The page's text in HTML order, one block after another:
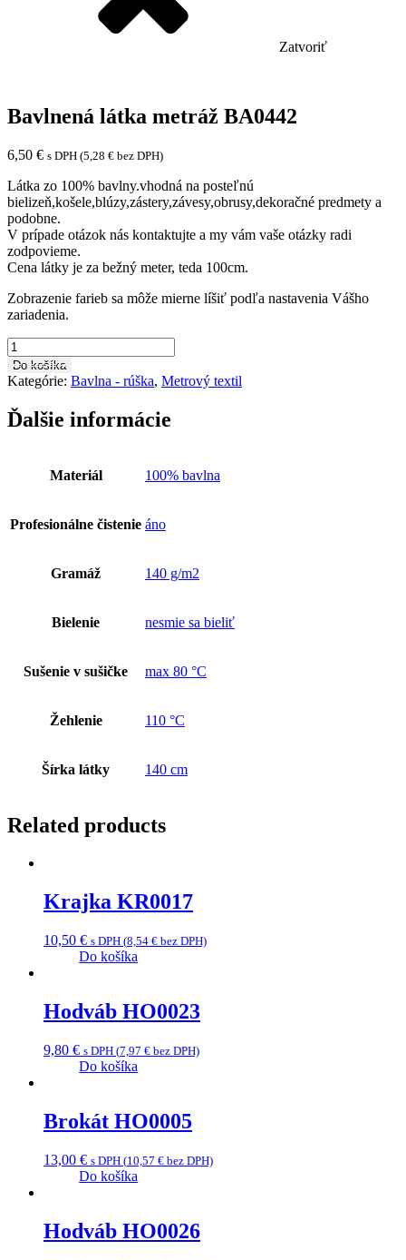
Zatvoriť
Bavlnená látka metráž BA0442
6,50 € s DPH (5,28 € bez DPH)
Látka zo 100% bavlny.vhodná na posteľnú
bielizeň,košele,blúzy,zástery,závesy,obrusy,dekoračné predmety a
podobne.
V prípade otázok nás kontaktujte a my vám vaše otázky radi
zodpovieme.
Cena látky je za bežný meter, teda 100cm.
Zobrazenie farieb sa môže mierne líšiť podľa nastavenia Vášho
zariadenia.
množstvo
Bavlnená
látka
metráž
BA0442
Do košíka
Kategórie: Bavlna - rúška, Metrový textil
Ďalšie informácie
Materiál 100% bavlna
Profesionálne čistenie áno
Gramáž 140 g/m2
Bielenie nesmie sa bieliť
Sušenie v sušičke max 80 °C
Žehlenie 110 °C
Šírka látky 140 cm
Related products
Krajka KR0017
10,50 € s DPH (8,54 € bez DPH)
Do košíka
Hodváb HO0023
9,80 € s DPH (7,97 € bez DPH)
Do košíka
Brokát HO0005
13,00 € s DPH (10,57 € bez DPH)
Do košíka
Hodváb HO0026